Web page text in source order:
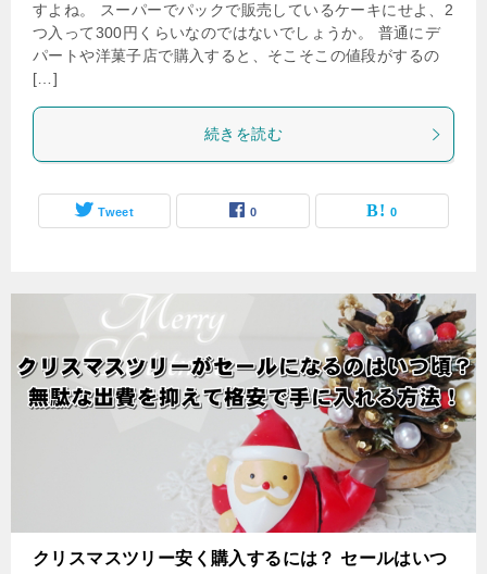
すよね。 スーパーでパックで販売しているケーキにせよ、2
つ入って300円くらいなのではないでしょうか。 普通にデ
パートや洋菓子店で購入すると、そこそこの値段がするの
[…]
続きを読む
Tweet 0 0
クリスマスツリー安く購入するには？ セールはいつ